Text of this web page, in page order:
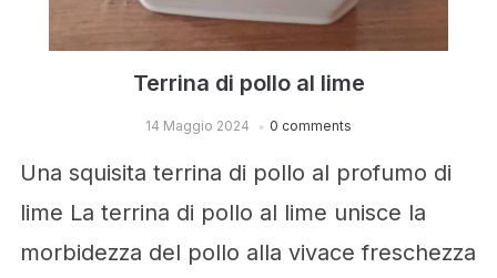
Terrina di pollo al lime
14 Maggio 2024 0 comments
Una squisita terrina di pollo al profumo di
lime La terrina di pollo al lime unisce la
morbidezza del pollo alla vivace freschezza